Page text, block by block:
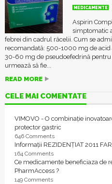
MEDICAMENTE
Aspirin
simptomatic
febrei din cadrul răcelii. Cum se
recomandată: 500-1000 mg de
30-60 mg de pseudoefedrină pentru
urmează să fie...
READ MORE
CELE MAI COMENTATE
VIMOVO - O combinație
protector gastric
646 Comments
Informații REZIDENȚIAT 2011
164 Comments
Ce medicamente beneficiaza de
PharmAccess ?
149 Comments